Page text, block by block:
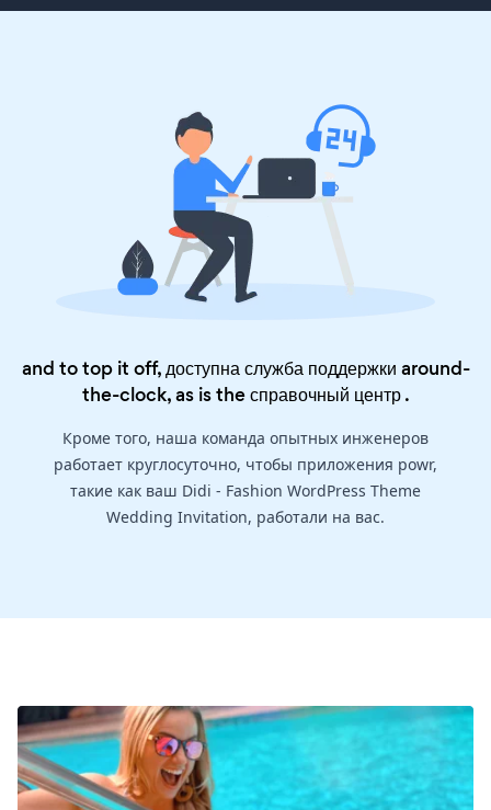
and to top it off, доступна служба поддержки around-
the-clock, as is theсправочный центр.
Кроме того, наша команда опытных инженеров
работает круглосуточно, чтобы приложения powr,
такие как ваш Didi - Fashion WordPress Theme
Wedding Invitation, работали на вас.